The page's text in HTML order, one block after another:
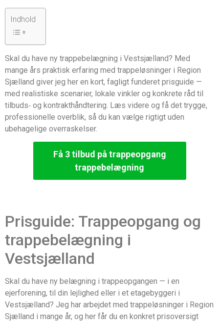
Indhold
Skal du have ny trappebelægning i Vestsjælland? Med
mange års praktisk erfaring med trappeløsninger i Region
Sjælland giver jeg her en kort, fagligt funderet prisguide —
med realistiske scenarier, lokale vinkler og konkrete råd til
tilbuds‑ og kontrakthåndtering. Læs videre og få det trygge,
professionelle overblik, så du kan vælge rigtigt uden
ubehagelige overraskelser.
Få 3 tilbud på trappeopgang
trappebelægning
Prisguide: Trappeopgang og
trappebelægning i
Vestsjælland
Skal du have ny belægning i trappeopgangen — i en
ejerforening, til din lejlighed eller i et etagebyggeri i
Vestsjælland? Jeg har arbejdet med trappeløsninger i Region
Sjælland i mange år, og her får du en konkret prisoversigt